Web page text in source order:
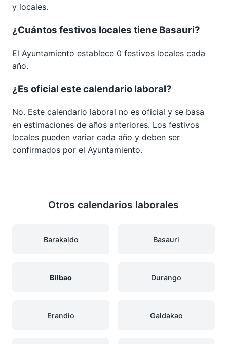
y locales.
¿Cuántos festivos locales tiene Basauri?
El Ayuntamiento establece 0 festivos locales cada
año.
¿Es oficial este calendario laboral?
No. Este calendario laboral no es oficial y se basa
en estimaciones de años anteriores. Los festivos
locales pueden variar cada año y deben ser
confirmados por el Ayuntamiento.
Otros calendarios laborales
Barakaldo Basauri
Bilbao Durango
Erandio Galdakao